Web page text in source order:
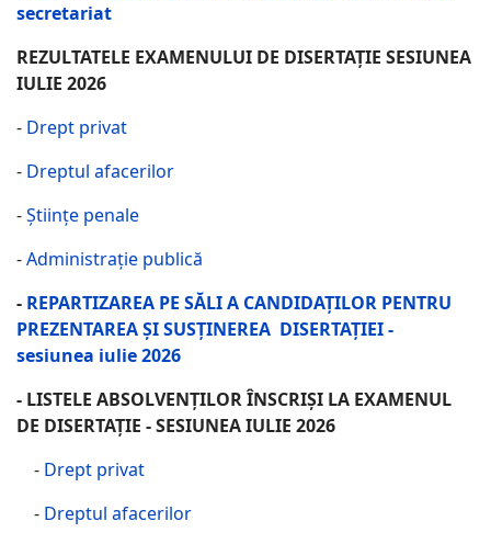
secretariat
REZULTATELE EXAMENULUI DE DISERTAȚIE SESIUNEA
IULIE 2026
- Drept privat
- Dreptul afacerilor
-Științe penale
-Administrație publică
- REPARTIZAREA PE SĂLI A CANDIDAȚILOR PENTRU
PREZENTAREA ȘI SUSȚINEREA DISERTAȚIEI -
sesiunea iulie 2026
- LISTELE ABSOLVENȚILOR ÎNSCRIȘI LA EXAMENUL
DE DISERTAȚIE - SESIUNEA IULIE 2026
- Drept privat
- Dreptul afacerilor